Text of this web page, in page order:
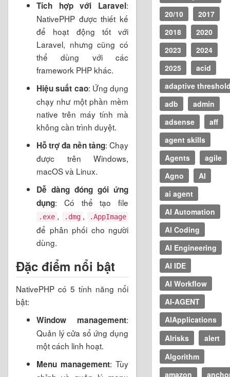
Tích hợp với Laravel:
NativePHP được thiết kế
để hoạt động tốt với
Laravel, nhưng cũng có
thể dùng với các
framework PHP khác.
Hiệu suất cao: Ứng dụng
chạy như một phần mềm
native trên máy tính mà
không cần trình duyệt.
Hỗ trợ đa nền tảng: Chạy
được trên Windows,
macOS và Linux.
Dễ dàng đóng gói ứng
dụng: Có thể tạo file
.exe , .dmg , .AppImage
để phân phối cho người
dùng.
Đặc điểm nổi bật
NativePHP có 5 tính năng nổi
bật:
Window management:
Quản lý cửa sổ ứng dụng
một cách linh hoạt.
Menu management: Tùy
20/10
2017
2018
2020
2023
2024
2025
acid
adaptive
adb
admin
adsense
aff
agent skills
Agents
agile
Agno
AI
ai agent
AI Automation
AI Coding
AI Engineering
AI IDE
AI Workflow
AI-AGENT
AIApplications
AIrisks
alert
Algorithm
amazon